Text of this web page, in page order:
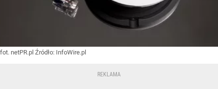
fot. netPR.pl Źródło: InfoWire.pl